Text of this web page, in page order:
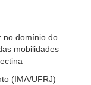
no domínio do
mobilidades
(IMA/UFRJ)